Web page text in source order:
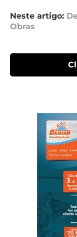
Neste artigo:
Obras